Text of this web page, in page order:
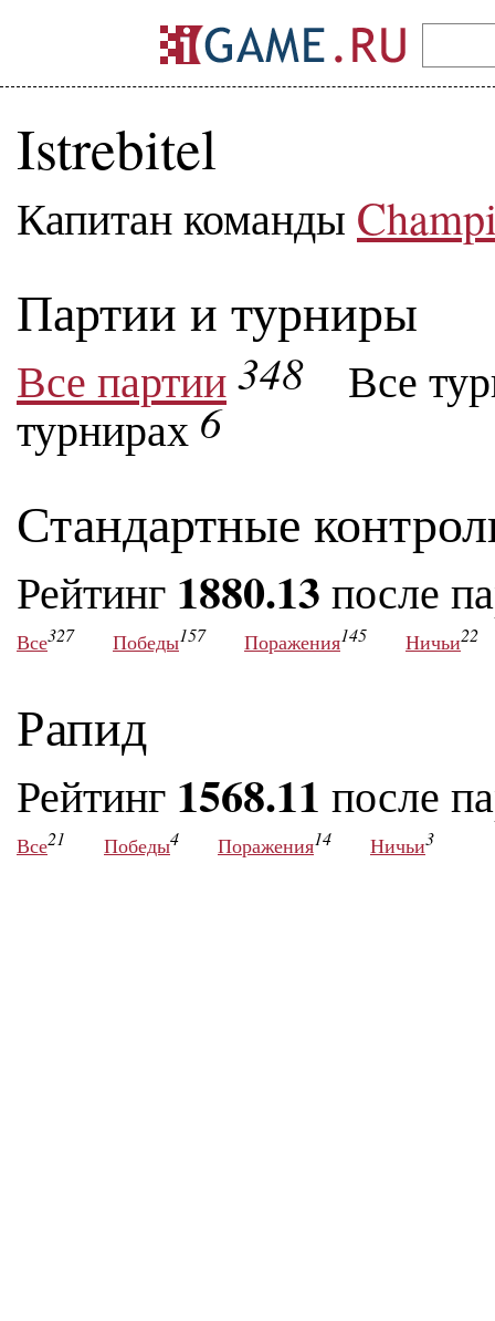
Istrebitel
Капитан команды
Партии и турниры
Все партии348
Все
турнирах6
Стандартные
Рейтинг 1880.13 после
Все327 Победы157 Поражения145 Ничьи22
Рапид
Рейтинг 1568.11 после
Все21 Победы4 Поражения14 Ничьи3